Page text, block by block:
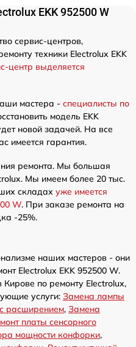
EKK 952500 W
сервис-центров,
техники Electrolux EKK
центр выделяется
мастера - специалисты по
модель EKK
новой задачей. На все
имеется гарантия.
ремонта. Мы большая
Мы имеем более 20 тыс.
складах уже имеется
W. При заказе ремонта на
-25%.
наших мастеров - они
Electrolux EKK 952500 W.
по ремонту Electrolux,
услуги: Замена лампы
расширением, Замена
платы сенсорного
мощности конфорки,